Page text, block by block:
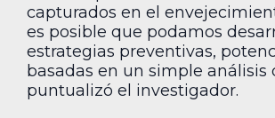
capturados en el
es posible que podamos
estrategias preventivas,
basadas en un simple análisis
puntualizó el investigador.